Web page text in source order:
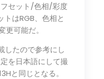
セット/色相/彩度
はRGB、色相と
更可能だ。
したので参考にし
を日本語にして撮
と同じとなる。